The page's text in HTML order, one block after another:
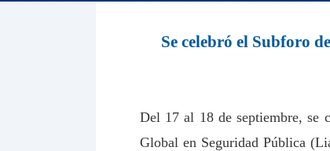
Se celebró el Subforo
Del 17 al 18 de septiembre, se
Global en Seguridad Pública